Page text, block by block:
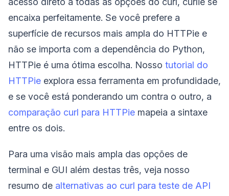
encaixa perfeitamente. Se você prefere a
superfície de recursos mais ampla do HTTPie e
não se importa com a dependência do Python,
HTTPie é uma ótima escolha. Nosso tutorial do
HTTPie explora essa ferramenta em profundidade,
e se você está ponderando um contra o outro, a
comparação curl para HTTPie mapeia a sintaxe
entre os dois.
Para uma visão mais ampla das opções de
terminal e GUI além destas três, veja nosso
resumo de alternativas ao curl para teste de API